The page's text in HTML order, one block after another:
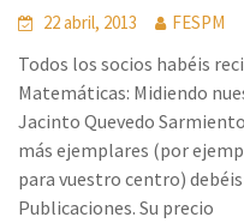
22 abril, 2013 FESPM
Todos los socios habéis
Matemáticas: Midiendo
Jacinto Quevedo
más ejemplares (por
para vuestro centro)
Publicaciones. Su precio